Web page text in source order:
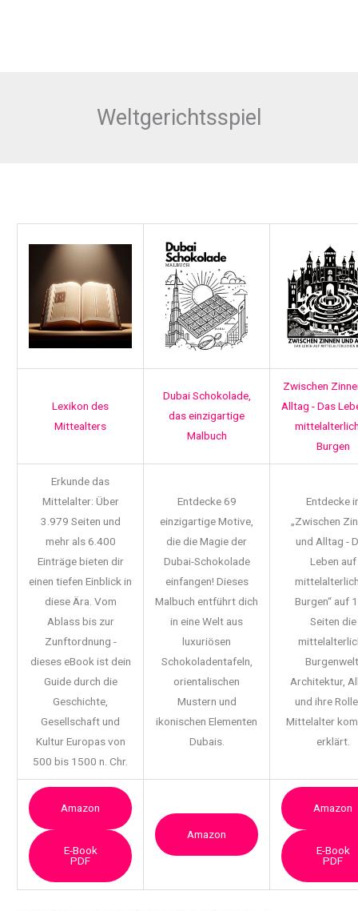
Weltgerichtsspiel
Lexikon des
Mittealters
Dubai Schokolade,
das einzigartige
Malbuch
Zwischen
Alltag - Das
Burgen
Erkunde das
Mittelalter: Über
3.979 Seiten und
mehr als 6.400
Einträge bieten dir
einen tiefen Einblick in
diese Ära. Vom
Ablass bis zur
Zunftordnung -
dieses eBook ist dein
Guide durch die
Geschichte,
Gesellschaft und
Kultur Europas von
500 bis 1500 n. Chr.
Entdecke 69
einzigartige Motive,
die die Magie der
Dubai-Schokolade
einfangen! Dieses
Malbuch entführt dich
in eine Welt aus
luxuriösen
Schokoladentafeln,
orientalischen
Mustern und
ikonischen Elementen
Dubais.
Entdecke
„Zwischen
und Alltag -
Leben auf
Burgen“ auf
Seiten die
Architektur,
und ihre
Mittelalter
erklärt.
Amazon
E-Book
PDF
Amazon
Amazon
E-Book
PDF